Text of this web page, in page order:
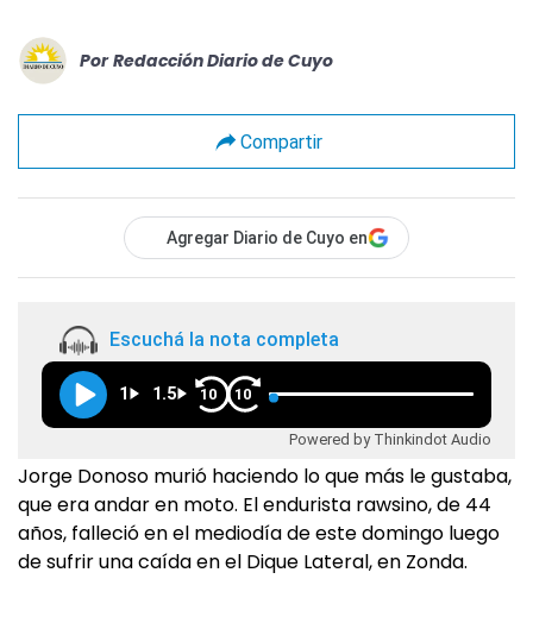
Por Redacción Diario de Cuyo
Compartir
Agregar Diario de Cuyo en
Escuchá la nota completa
1 1.5 10 10
Powered by Thinkindot Audio
Jorge Donoso murió haciendo lo que más le gustaba,
que era andar en moto. El endurista rawsino, de 44
años, falleció en el mediodía de este domingo luego
de sufrir una caída en el Dique Lateral, en Zonda.